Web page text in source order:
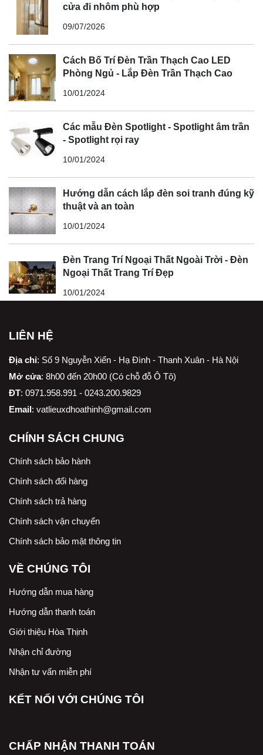
cửa đi nhôm phù hợp
09/07/2026
Cách Bố Trí Đèn Trần Thạch Cao LED
Phòng Ngủ - Lắp Đèn Trần Thạch Cao
10/01/2024
Các mẫu Đèn Spotlight - Spotlight âm trần
- Spotlight rọi ray
10/01/2024
Hướng dẫn cách lắp đèn soi tranh đúng kỹ
thuật và an toàn
10/01/2024
Đèn Trang Trí Ngoại Thất Ngoài Trời - Đèn
Ngoại Thất Trang Trí Đẹp
10/01/2024
LIÊN HỆ
Địa chỉ: Số 9 Nguyễn Xiển - Hạ Đình - Thanh Xuân - Hà Nội
Mở cửa: 8h00 đến 20h00 (Có chỗ đỗ Ô Tô)
ĐT: 0971.958.991 - 0243.200.9829
Email: vatlieuxdhoathinh@gmail.com
CHÍNH SÁCH CHUNG
Chính sách bảo hành
Chính sách đổi hàng
Chính sách trả hàng
Chính sách vận chuyển
Chính sách bảo mật thông tin
VỀ CHÚNG TÔI
Hướng dẫn mua hàng
Hướng dẫn thanh toán
Giới thiệu Hòa Thịnh
Nhận chỉ đường
Nhận tư vấn miễn phí
KẾT NỐI VỚI CHÚNG TÔI
CHẤP NHẬN THANH TOÁN